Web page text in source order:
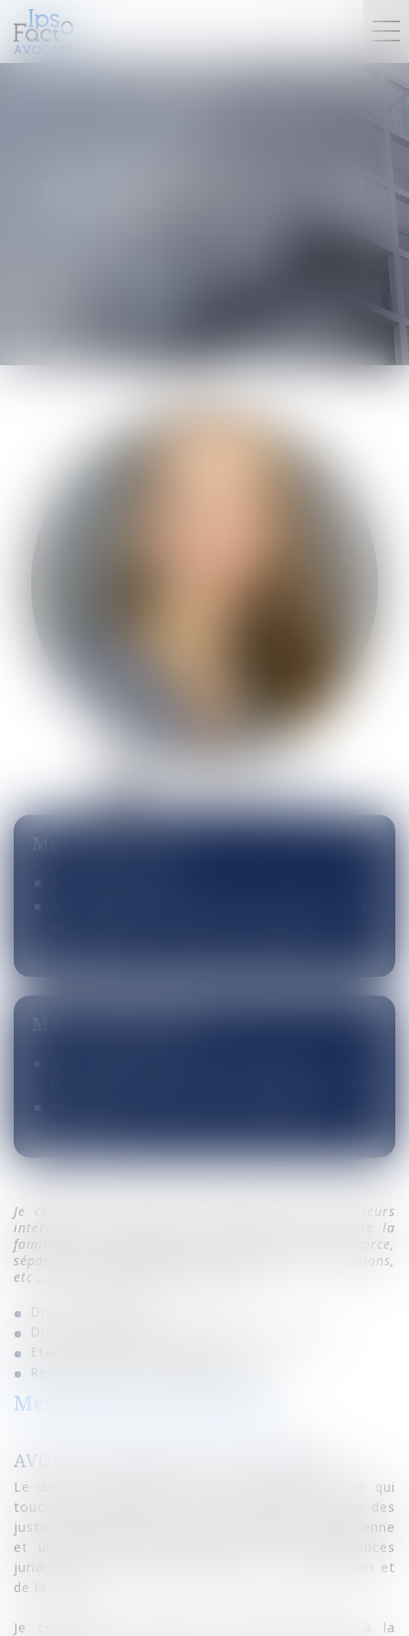
Maître MOREAU
Mes points forts
Mes engagements
Je conseille et assiste mes clients au mieux de leurs
intérêts pour toutes leurs démarches, en droit de la
famille, des personnes et du patrimoine (divorce,
séparation, assistance éducative, état civil, successions,
etc …), ainsi qu’en droit des victimes.
Droit de la famille
Droit du patrimoine - Droit des successions
Etat civil - Etat des personnes
Responsabilité - Préjudices corporels
Mes domaines d'expertise
AVOCAT EN DROIT DE LA FAMILLE
Le droit de la famille est une matière évolutive qui
touche éminemment à la sphère intime de la vie des
justiciables et qui exige tant une pratique quotidienne
et une actualisation permanente des connaissances
juridiques qu’un sens particulier du contact humain et
de l’écoute.
Je conseille mes clients en veillant toujours à la